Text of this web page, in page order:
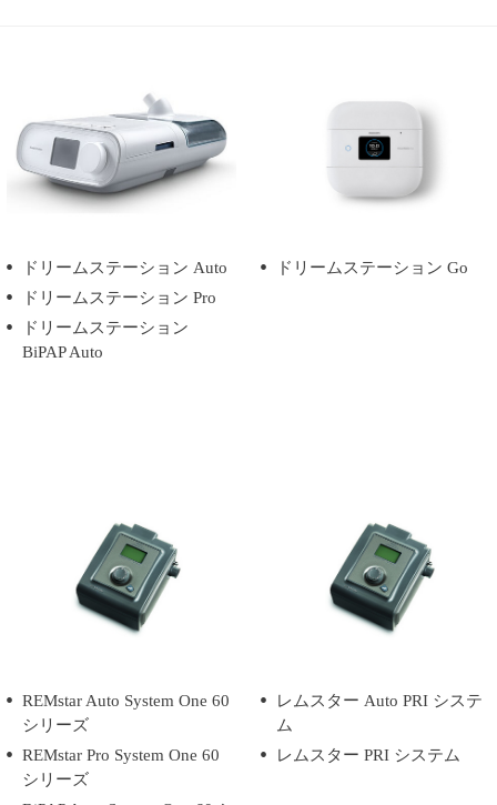
ドリームステーション Auto
ドリームステーション Pro
ドリームステーション
BiPAP Auto
ドリームステーション Go
REMstar Auto System One 60
シリーズ
REMstar Pro System One 60
シリーズ
レムスター Auto PRI システ
ム
レムスター PRI システム